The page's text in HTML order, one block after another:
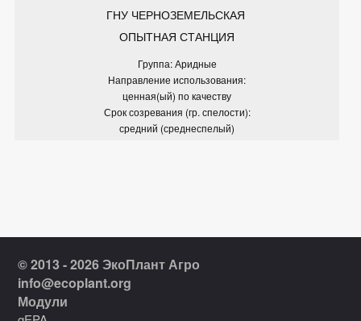
ГНУ ЧЕРНОЗЕМЕЛЬСКАЯ
ОПЫТНАЯ СТАНЦИЯ
Группа: Аридные
Направление использования:
ценная(ый) по качеству
Срок созревания (гр. спелости):
средний (среднеспелый)
© 2013 - 2026 ЭкоПлант Агро
info@ecoplant.org
Модули